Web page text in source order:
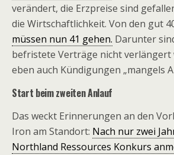
verändert, die Erzpreise sind
die Wirtschaftlichkeit. Von den gut
müssen nun 41 gehen. Darunter
befristete Verträge nicht verlängert
eben auch Kündigungen „mangels
Start beim zweiten Anlauf
Das weckt Erinnerungen an den
Iron am Standort: Nach nur zwei
Northland Ressources Konkurs